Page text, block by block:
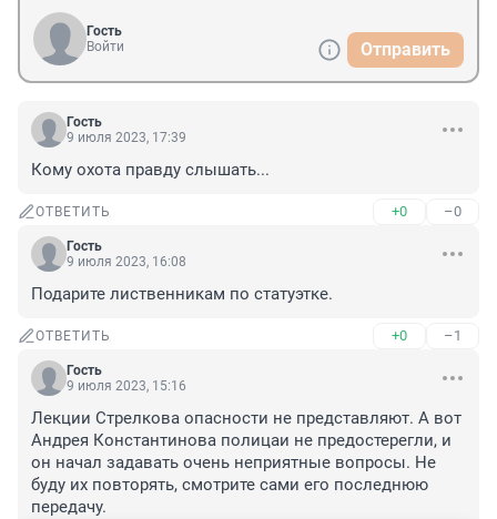
Гость
Войти
Отправить
Гость
9 июля 2023, 17:39
Кому охота правду слышать...
ОТВЕТИТЬ +0 –0
Гость
9 июля 2023, 16:08
Подарите лиственникам по статуэтке.
ОТВЕТИТЬ +0 –1
Гость
9 июля 2023, 15:16
Лекции Стрелкова опасности не представляют. А вот
Андрея Константинова полицаи не предостерегли, и
он начал задавать очень неприятные вопросы. Не
буду их повторять, смотрите сами его последнюю
передачу.